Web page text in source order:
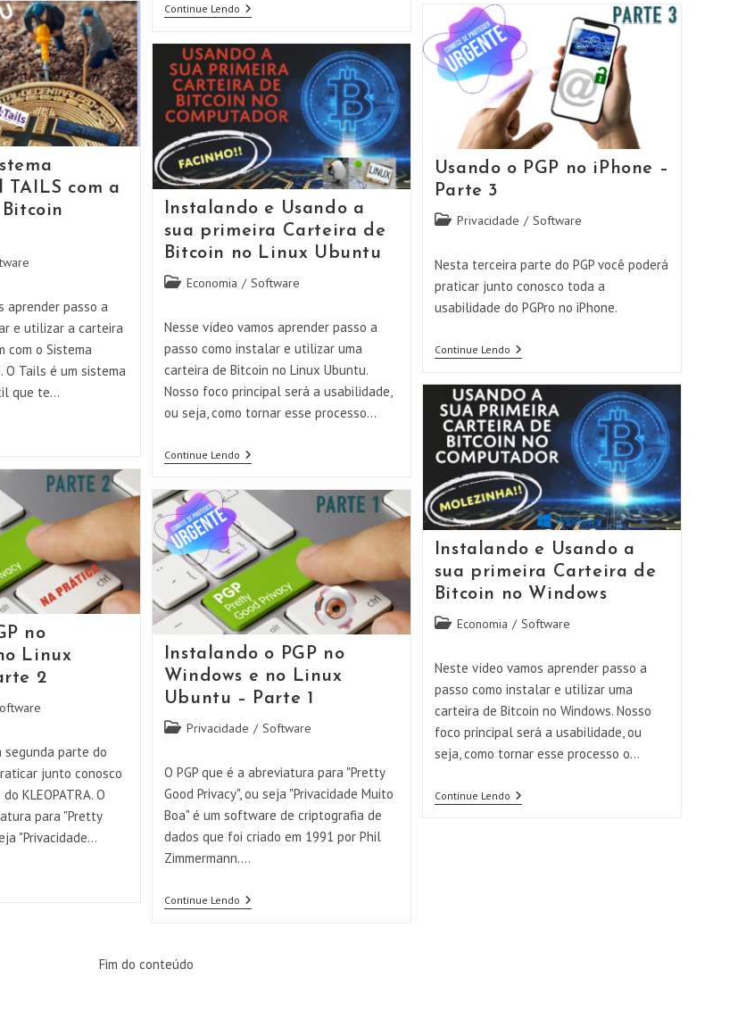
Satoshis
No
Seu
Node
Lightning
Network
Continue LendoInstalando
Seu
Node
Bitcoin
–
Usando
O
Umbrel
TAILS com a
aprender passo a
e utilizar a carteira
com o Sistema
O Tails é um sistema
que te…
Usando o PGP no iPhone –
Parte 3
Categoria
post:
Privacidade / Software
Nesta terceira parte do PGP você poderá
praticar junto conosco toda a
usabilidade do PGPro no iPhone.
Continue LendoUsando
No
IPhone
–
Parte
3
Instalando e Usando a
sua primeira Carteira de
Bitcoin no Linux Ubuntu
Categoria
post:
Economia / Software
Nesse vídeo vamos aprender passo a
passo como instalar e utilizar uma
carteira de Bitcoin no Linux Ubuntu.
Nosso foco principal será a usabilidade,
ou seja, como tornar esse processo…
Continue LendoInstalando
E
A
Primeira
Carteira
De
Bitcoin
No
Linux
Ubuntu
Instalando e Usando a
sua primeira Carteira de
Bitcoin no Windows
Categoria
post:
Economia / Software
Neste vídeo vamos aprender passo a
passo como instalar e utilizar uma
carteira de Bitcoin no Windows. Nosso
foco principal será a usabilidade, ou
seja, como tornar esse processo o…
Continue LendoInstalando
E
no
Linux
2
segunda parte do
junto conosco
KLEOPATRA. O
para "Pretty
"Privacidade…
Instalando o PGP no
Windows e no Linux
Ubuntu – Parte 1
Categoria
post:
Privacidade / Software
O PGP que é a abreviatura para "Pretty
Good Privacy", ou seja "Privacidade Muito
Boa" é um software de criptografia de
dados que foi criado em 1991 por Phil
Zimmermann.…
Continue LendoInstalando
Fim do conteúdo